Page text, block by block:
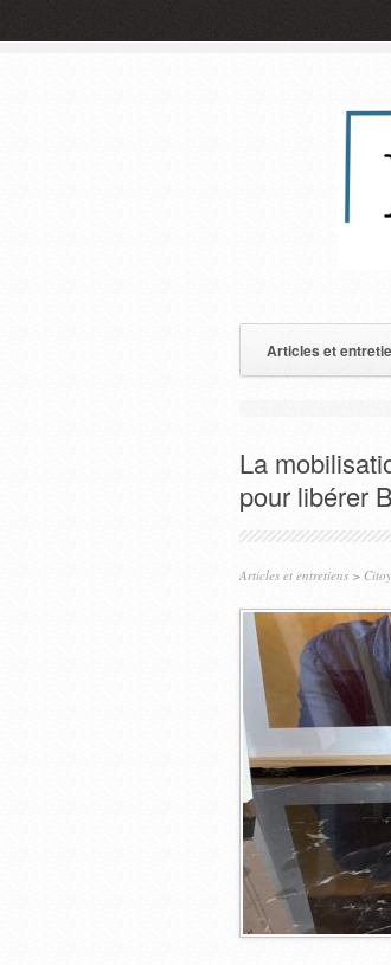
Articles et
La
pour libérer
Articles et entretiens >